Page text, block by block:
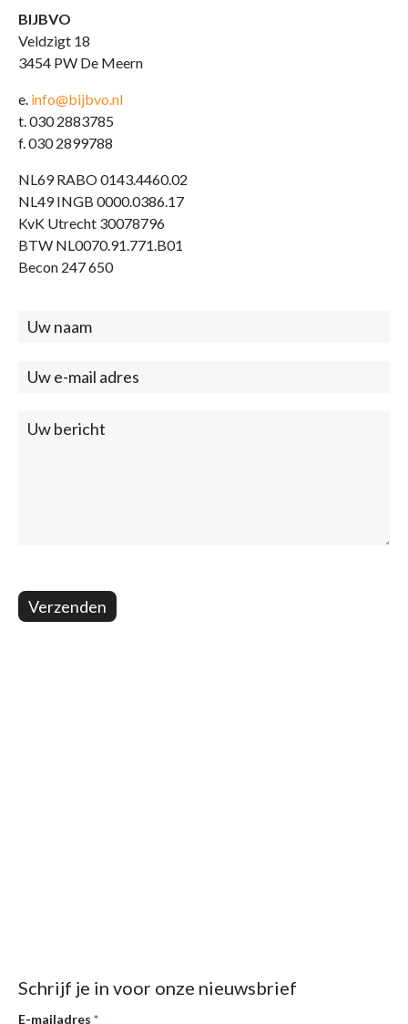
BIJBVO
Veldzigt 18
3454 PW De Meern
e. info@bijbvo.nl
t. 030 2883785
f. 030 2899788
NL69 RABO 0143.4460.02
NL49 INGB 0000.0386.17
KvK Utrecht 30078796
BTW NL0070.91.771.B01
Becon 247 650
Contact
Verzenden
Schrijf je in voor onze nieuwsbrief
E-mailadres *